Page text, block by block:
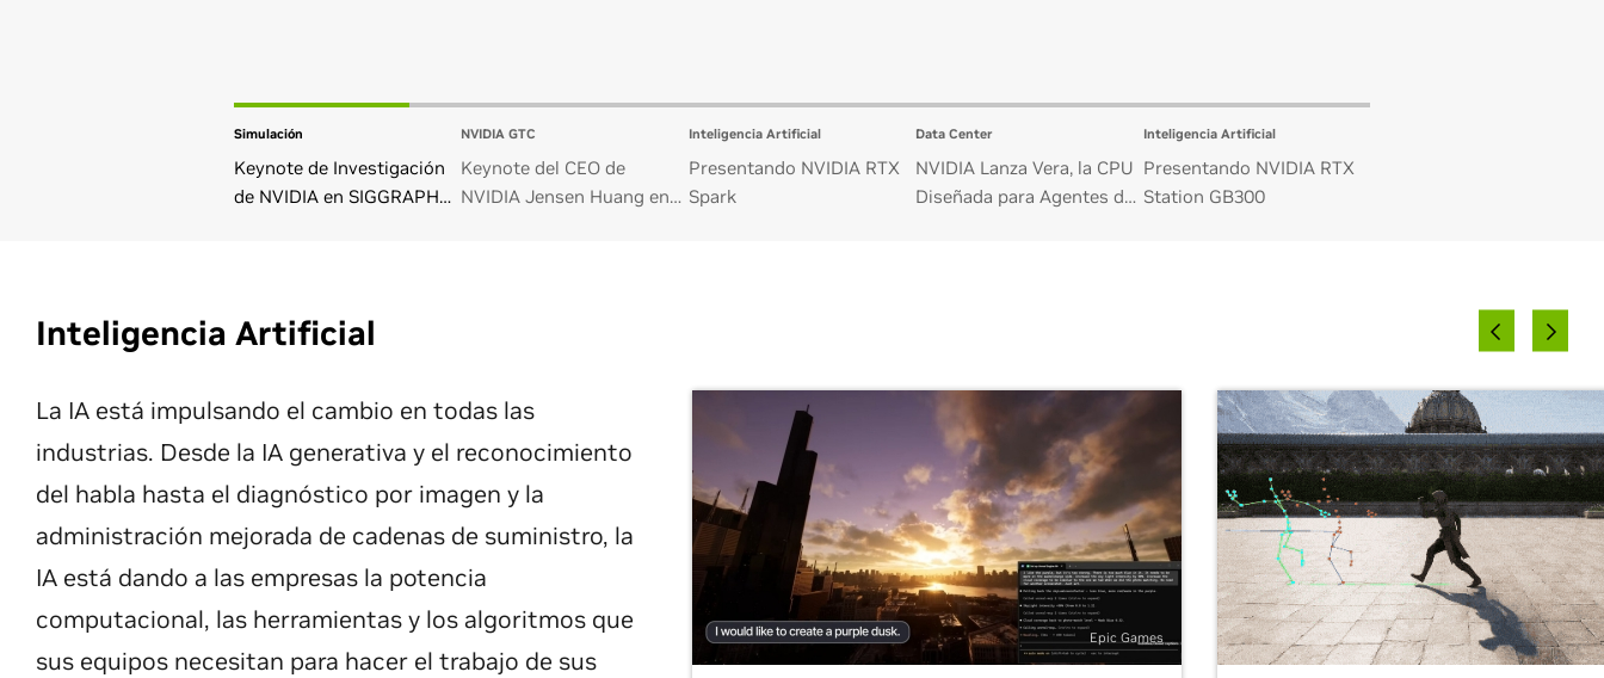
Simulación
Keynote de Investigación
de NVIDIA en SIGGRAPH
NVIDIA GTC
Keynote del CEO de
NVIDIA Jensen Huang en
Inteligencia Artificial
Presentando NVIDIA RTX
Spark
Data Center
NVIDIA Lanza Vera, la CPU
Diseñada para Agentes de
Inteligencia Artificial
Presentando NVIDIA RTX
Station GB300
Inteligencia Artificial
La IA está impulsando el cambio en todas las
industrias. Desde la IA generativa y el reconocimiento
del habla hasta el diagnóstico por imagen y la
administración mejorada de cadenas de suministro, la
IA está dando a las empresas la potencia
computacional, las herramientas y los algoritmos que
sus equipos necesitan para hacer el trabajo de sus
Epic Games